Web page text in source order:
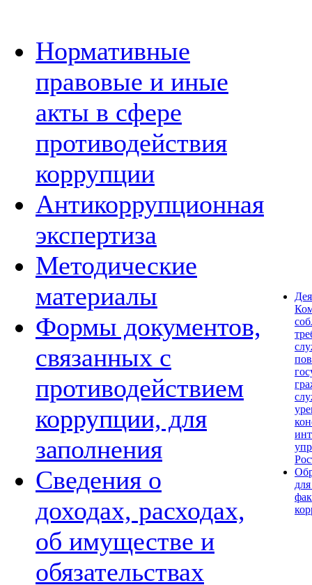
Нормативные
правовые и иные
акты в сфере
противодействия
коррупции
Антикоррупционная
экспертиза
Методические
материалы
Формы документов,
связанных с
противодействием
коррупции, для
заполнения
Сведения о
доходах, расходах,
об имуществе и
обязательствах